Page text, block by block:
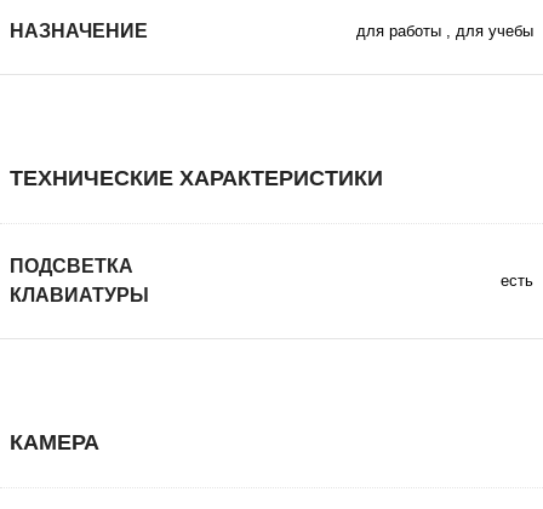
НАЗНАЧЕНИЕ для работы , для учебы
ТЕХНИЧЕСКИЕ ХАРАКТЕРИСТИКИ
ПОДСВЕТКА
КЛАВИАТУРЫ
есть
КАМЕРА